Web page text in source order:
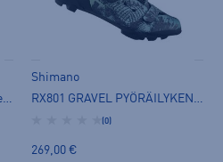
IC501 SPINNINGKENKÄ - miesten lukkokenkä
Shimano
RX801 GRAVEL PYÖRÄILYKENKÄ - miesten lukkokenkä
(0)
269,00 €